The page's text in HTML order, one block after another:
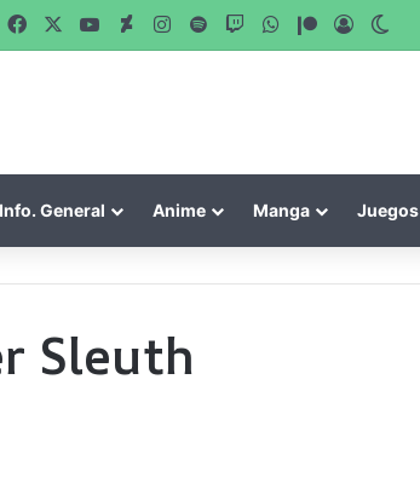
FacebookYouTube
DeviantArt
Instagram
SpotifyTwitchWhatsApp
Patreon
Acceso
Info. General Anime Manga Juegos
Sleuth